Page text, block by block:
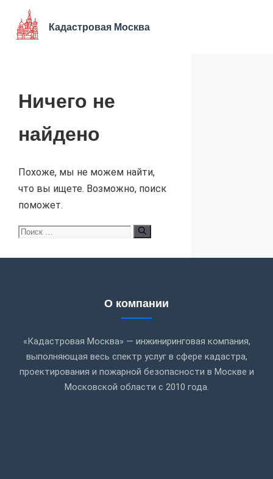
Перейти
содержимому
Кадастровая Москва
Ничего не
найдено
Похоже, мы не можем найти,
что вы ищете. Возможно, поиск
поможет.
Поиск:
О компании
«Кадастровая Москва» — инжиниринговая компания,
выполняющая весь спектр услуг в сфере кадастра,
проектирования и пожарной безопасности в Москве и
Московской области с 2010 года.